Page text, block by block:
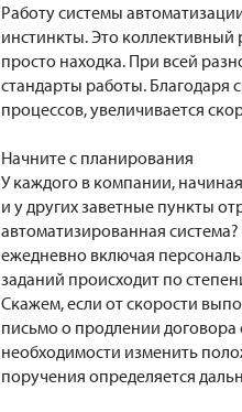
Работу системы
инстинкты. Это
просто находка. При всей
стандарты работы. Благодаря
процессов, увеличивается
Начните с планирования
У каждого в компании,
и у других заветные пункты
автоматизированная
ежедневно включая
заданий происходит по
Скажем, если от скорости
письмо о продлении договора
необходимости изменить
поручения определяется